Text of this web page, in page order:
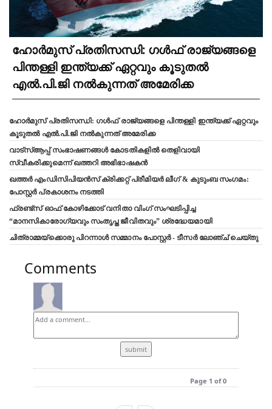
ഹോർമുസ് പ്രതിസന്ധി: ഗൾഫ് രാജ്യങ്ങളെ
പിന്തള്ളി ഇന്ത്യക്ക് ഏറ്റവും കൂടുതൽ
എൽ.പി.ജി നൽകുന്നത് അമേരിക്ക
ഹോർമുസ് പ്രതിസന്ധി: ഗൾഫ് രാജ്യങ്ങളെ പിന്തള്ളി ഇന്ത്യക്ക് ഏറ്റവും
കൂടുതൽ എൽ.പി.ജി നൽകുന്നത് അമേരിക്ക
വാട്‌സ്ആപ്പ് സംഭാഷണങ്ങൾ കോടതികളിൽ തെളിവായി
സ്വീകരിക്കുമെന്ന് ഖത്തറി അഭിഭാഷകൻ
ഖത്തർ എംഡിസിപിയൻസ് ക്രിക്കറ്റ് പ്രീമിയർ ലീഗ് & കുടുംബ സംഗമം:
പോസ്റ്റർ പ്രകാശനം നടത്തി
ഫ്രണ്ട്സ് ഓഫ് കോഴിക്കോട് വനിതാ വിംഗ് സംഘടിപ്പിച്ച
“മാനസികാരോഗ്യവും സംതൃപ്ത ജീവിതവും” ശ്രദ്ധേയമായി
ചിത്രാമ്മയ്ക്കൊരു പിറന്നാൾ സമ്മാനം പോസ്റ്റർ - ടീസർ ലോഞ്ച് ചെയ്തു
Comments
Page 1 of 0